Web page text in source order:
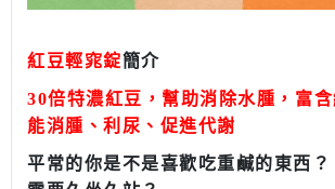
紅豆輕窕錠簡介
30倍特濃紅豆，幫助消除水腫，富
能消腫、利尿、促進代謝
平常的你是不是喜歡吃重鹹的東西？